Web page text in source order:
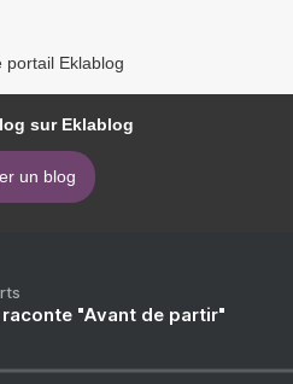
portail Eklablog
sur Eklablog
un blog
raconte "Avant de partir"